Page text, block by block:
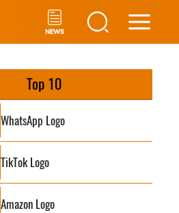
Top 10
WhatsApp Logo
TikTok Logo
Amazon Logo